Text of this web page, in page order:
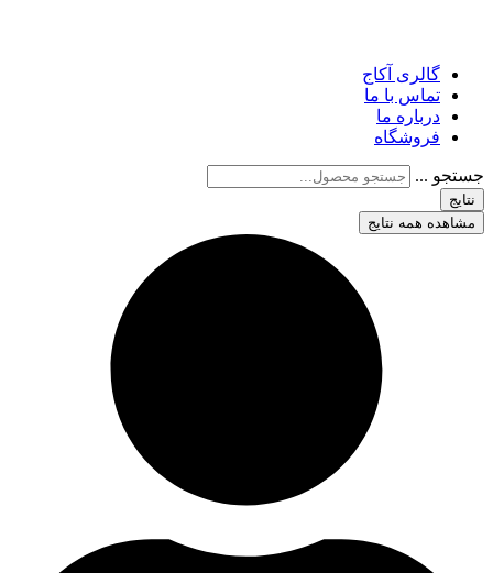
گالری آکاج
تماس با ما
درباره ما
فروشگاه
جستجو ...
نتایج
مشاهده همه نتایج